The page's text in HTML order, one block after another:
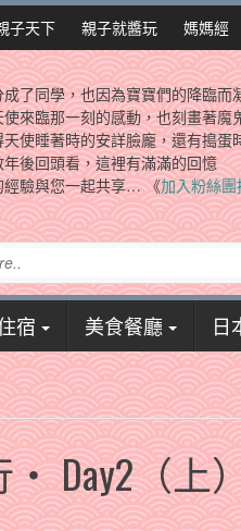
子天下 親子就醬玩 媽媽經
了同學，也因為寶寶們的降臨而
來臨那一刻的感動，也刻畫著魔
使睡著時的安詳臉龐，還有搗蛋
後回頭看，這裡有滿滿的回憶
經驗與您一起共享… 《加入粉絲
宿 美食餐廳 日
Day2（上